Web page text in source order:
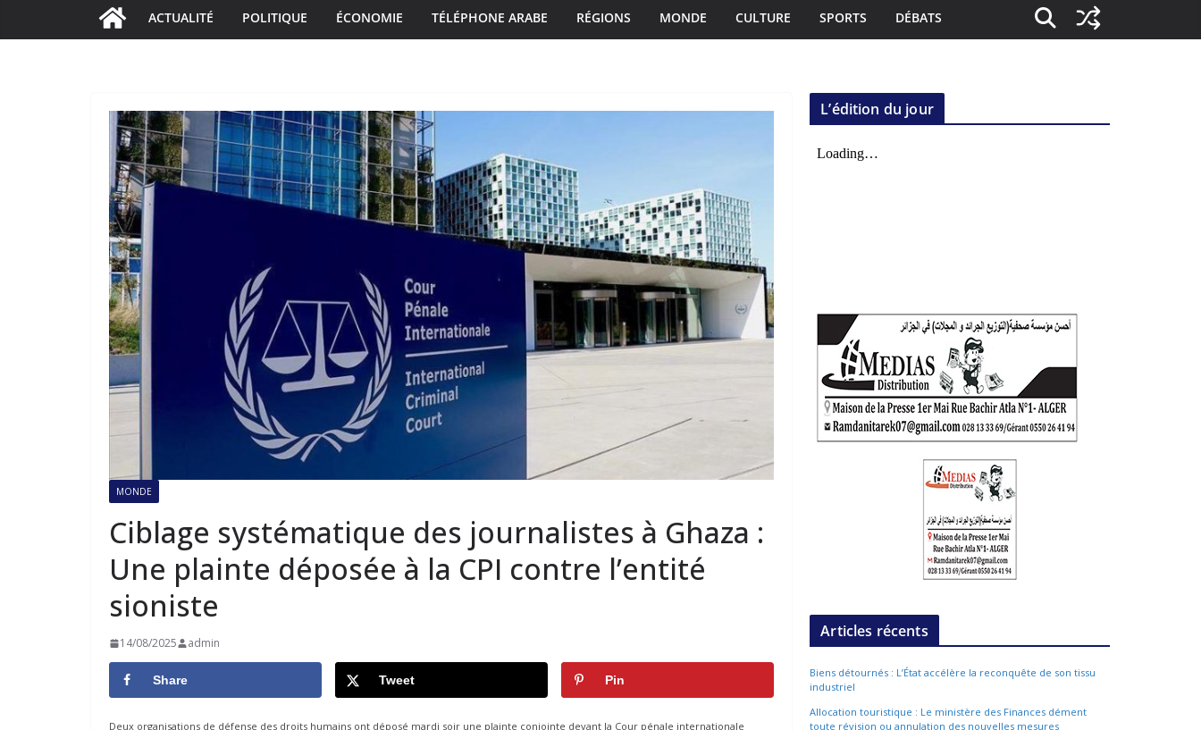
ACTUALITÉ POLITIQUE ÉCONOMIE TÉLÉPHONE ARABE RÉGIONS MONDE CULTURE SPORTS DÉBATS
MONDE
Ciblage systématique des journalistes à Ghaza :
Une plainte déposée à la CPI contre l’entité
sioniste
14/08/2025 admin
Share Tweet Pin
Deux organisations de défense des droits humains ont déposé mardi soir une plainte conjointe devant la Cour pénale internationale
L’édition du jour
Articles récents
Biens détournés : L’État accélère la reconquête de son tissu
industriel
Allocation touristique : Le ministère des Finances dément
toute révision ou annulation des nouvelles mesures